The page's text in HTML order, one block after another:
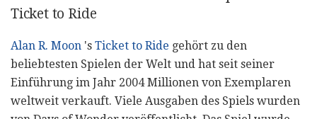
Ticket to Ride
Alan R. Moon 's Ticket to Ride gehört zu den
beliebtesten Spielen der Welt und hat seit seiner
Einführung im Jahr 2004 Millionen von Exemplaren
weltweit verkauft. Viele Ausgaben des Spiels wurden